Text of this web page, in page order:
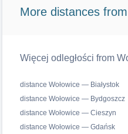
More distances
Więcej odległości from
distance Wołowice — Białystok
distance Wołowice — Bydgoszcz
distance Wołowice — Cieszyn
distance Wołowice — Gdańsk